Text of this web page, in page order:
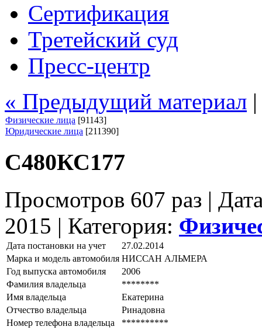
Сертификация
Третейский суд
Пресс-центр
« Предыдущий материал
Физические лица [91143]
Юридические лица [211390]
С480КС177
Просмотров 607 раз |
2015 | Категория:
Дата постановки на учет
27.02.2014
Марка и модель автомобиля НИССАН АЛЬМЕРА
Год выпуска автомобиля
2006
Фамилия владельца
********
Имя владельца
Екатерина
Отчество владельца
Ринадовна
Номер телефона владельца
**********